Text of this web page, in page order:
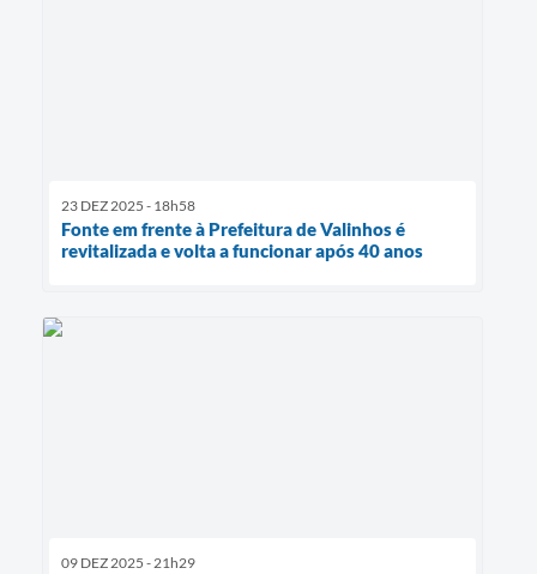
23 DEZ 2025 - 18h58
Fonte em frente à Prefeitura de Valinhos é
revitalizada e volta a funcionar após 40 anos
09 DEZ 2025 - 21h29